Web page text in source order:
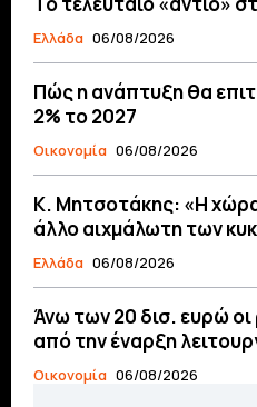
Ελλάδα 06/08/2026
Πώς η ανάπτυξη θα
2% το 2027
Οικονομία 06/08/2026
Κ. Μητσοτάκης: «Η χώρα
άλλο αιχμάλωτη των
Ελλάδα 06/08/2026
Άνω των 20 δισ. ευρώ οι
από την έναρξη
Οικονομία 06/08/2026